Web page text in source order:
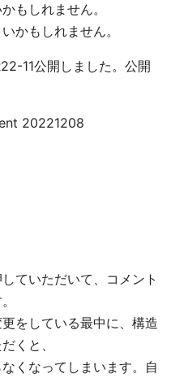
もしれません。
かもしれません。
11公開しました。公開
20221208
ていただいて、コメント
をしている最中に、構造
くと、
くなってしまいます。自